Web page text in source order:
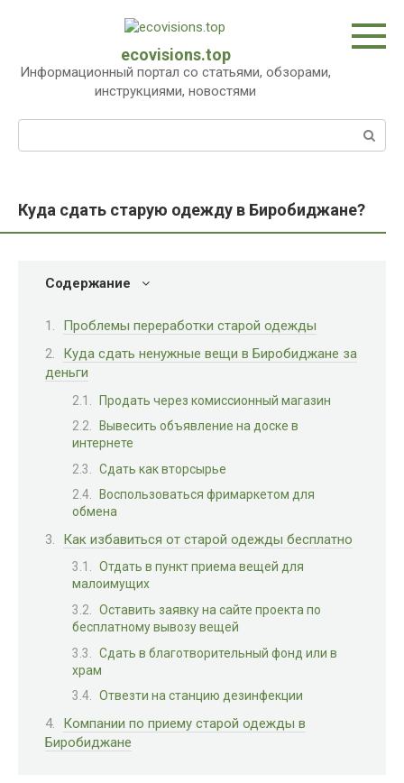
ecovisions.top
Информационный портал со статьями, обзорами,
инструкциями, новостями
Куда сдать старую одежду в Биробиджане?
Содержание
Проблемы переработки старой одежды
Куда сдать ненужные вещи в Биробиджане за
деньги
Продать через комиссионный магазин
Вывесить объявление на доске в
интернете
Сдать как вторсырье
Воспользоваться фримаркетом для
обмена
Как избавиться от старой одежды бесплатно
Отдать в пункт приема вещей для
малоимущих
Оставить заявку на сайте проекта по
бесплатному вывозу вещей
Сдать в благотворительный фонд или в
храм
Отвезти на станцию дезинфекции
Компании по приему старой одежды в
Биробиджане